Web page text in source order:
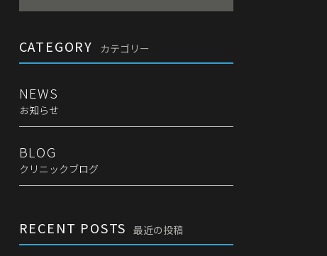
CATEGORY カテゴリー
NEWS
お知らせ
BLOG
クリニックブログ
RECENT POSTS 最近の投稿